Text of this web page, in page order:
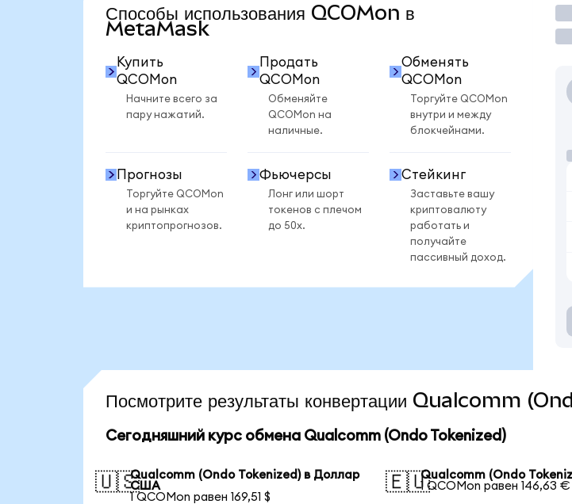
Способы использования QCOMon в
MetaMask
Купить
QCOMon
Начните всего за
пару нажатий.
Продать
QCOMon
Обменяйте
QCOMon на
наличные.
Обменять
QCOMon
Торгуйте QCOMon
внутри и между
блокчейнами.
Прогнозы
Торгуйте QCOMon
и на рынках
криптопрогнозов.
Фьючерсы
Лонг или шорт
токенов с плечом
до 50x.
Стейкинг
Заставьте вашу
криптовалюту
работать и
получайте
пассивный доход.
Посмотрите результаты конвертации Qualcomm
Сегодняшний курс обмена Qualcomm (Ondo Tokenized)
🇺🇸Qualcomm (Ondo Tokenized) в Доллар
США
1 QCOMon равен 169,51 $
🇪🇺Qualcomm (Ondo
1 QCOMon равен 146,63 €